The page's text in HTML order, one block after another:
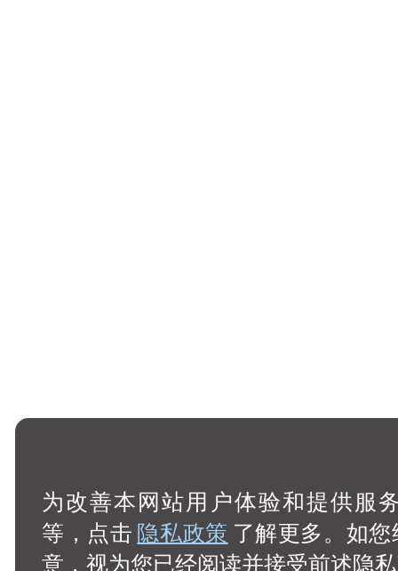
为改善本网站用户体验和提供服
等，点击隐私政策 了解更多。如
意，视为您已经阅读并接受前述隐